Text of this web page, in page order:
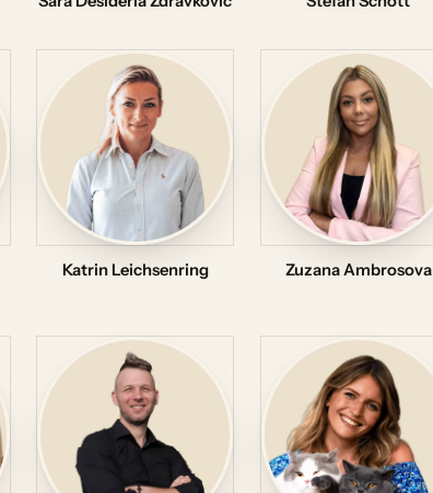
Katrin Leichsenring Zuzana Ambrosova